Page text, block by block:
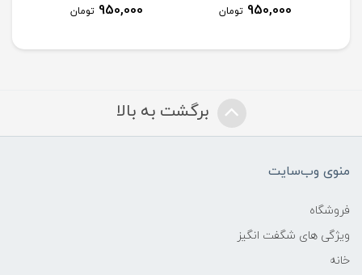
950,000 تومان 1,400,000 تومان
برگشت به بالا
منوی وب‌سایت
فروشگاه
ویژگی های شگفت انگیز
خانه